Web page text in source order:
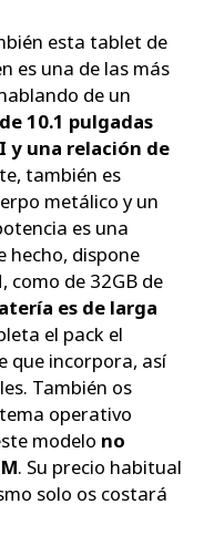
esta tablet de
es una de las más
de un
10.1 pulgadas
y una relación de
también es
metálico y un
es una
hecho, dispone
como de 32GB de
es de larga
el pack el
que incorpora, así
También os
operativo
modelo no
. Su precio habitual
solo os costará